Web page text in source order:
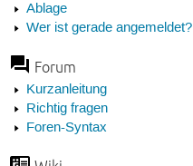
Ablage
Wer ist gerade angemeldet?
Forum
Kurzanleitung
Richtig fragen
Foren-Syntax